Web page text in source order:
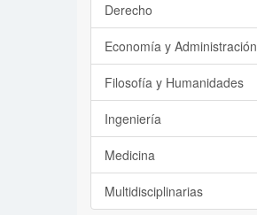
Derecho
Economía y Administración
Filosofía y Humanidades
Ingeniería
Medicina
Multidisciplinarias